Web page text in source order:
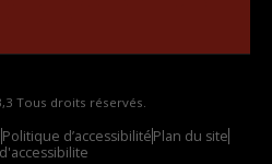
Tous droits réservés.
Politique d’accessibilitéPlan du site